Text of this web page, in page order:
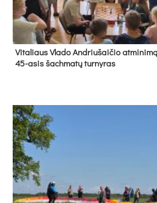
Vi­ta­liaus Vla­do And­riu­šai­čio
45-asis šach­ma­tų tur­ny­ras